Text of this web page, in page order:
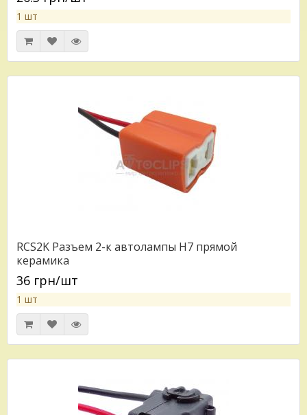
1 шт
RCS2K Разъем 2-к автолампы H7 прямой
керамика
36 грн/шт
1 шт